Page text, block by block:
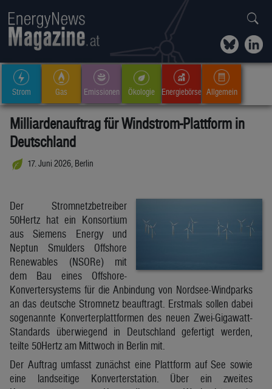
Strom Gas Emissionen Ökologie Energiebörse Allgemein
Milliardenauftrag für Windstrom-Plattform in
Deutschland
17. Juni 2026, Berlin
Der Stromnetzbetreiber
50Hertz hat ein Konsortium
aus Siemens Energy und
Neptun Smulders Offshore
Renewables (NSORe) mit
dem Bau eines Offshore-
Konvertersystems für die Anbindung von Nordsee-Windparks
an das deutsche Stromnetz beauftragt. Erstmals sollen dabei
sogenannte Konverterplattformen des neuen Zwei-Gigawatt-
Standards überwiegend in Deutschland gefertigt werden,
teilte 50Hertz am Mittwoch in Berlin mit.
Der Auftrag umfasst zunächst eine Plattform auf See sowie
eine landseitige Konverterstation. Über ein zweites